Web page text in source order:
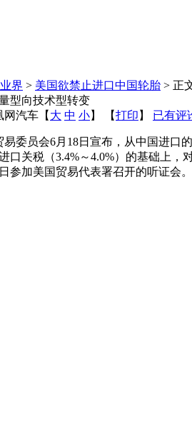
界 > 美国欲禁止进口中国轮胎 > 正
型向技术型转变
网汽车 【 大 中 小】 【打印 】 已有评
委员会6月18日宣布，从中国进口
口关税（3.4%～4.0%）的基础上
参加美国贸易代表署召开的听证会